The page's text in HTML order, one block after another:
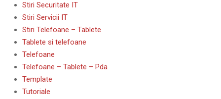
Stiri Securitate IT
Stiri Servicii IT
Stiri Telefoane – Tablete
Tablete si telefoane
Telefoane
Telefoane – Tablete – Pda
Template
Tutoriale